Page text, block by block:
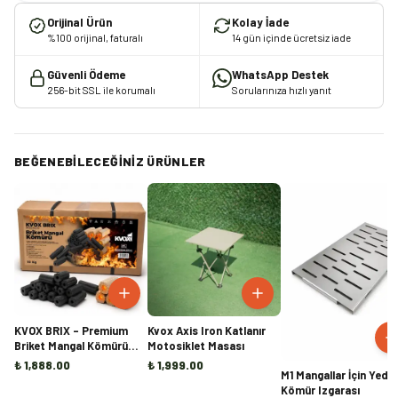
Orijinal Ürün
%100 orijinal, faturalı
Kolay İade
14 gün içinde ücretsiz iade
Güvenli Ödeme
256-bit SSL ile korumalı
WhatsApp Destek
Sorularınıza hızlı yanıt
BEĞENEBILECEĞINIZ ÜRÜNLER
KVOX BRIX – Premium
Briket Mangal Kömürü
(10KG)
₺ 1,888.00
Kvox Axis Iron Katlanır
Motosiklet Masası
₺ 1,999.00
M1 Mangallar İçin
Kömür Izgarası